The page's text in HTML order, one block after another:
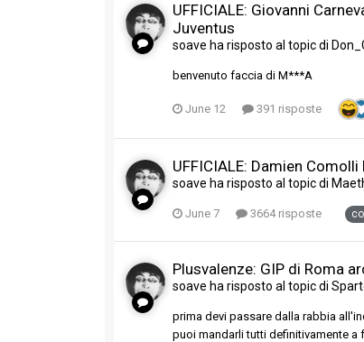
UFFICIALE: Giovanni
Juventus
soave ha risposto al topic di
benvenuto faccia di M***A
June 12 391 risposte
UFFICIALE: Damien
soave ha risposto al topic di
June 7 3664 risposte
Plusvalenze: GIP di Roma
soave ha risposto al topic di
prima devi passare dalla rabbia
puoi mandarli tutti definitivamente